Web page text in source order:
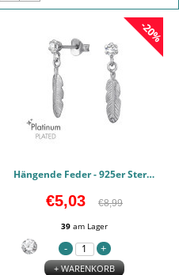
-20%
Hängende Feder - 925er Sterling Silber Kristall Ohrstecker PCJW47433
€5,03 €8,99
39 am Lager
+ WARENKORB